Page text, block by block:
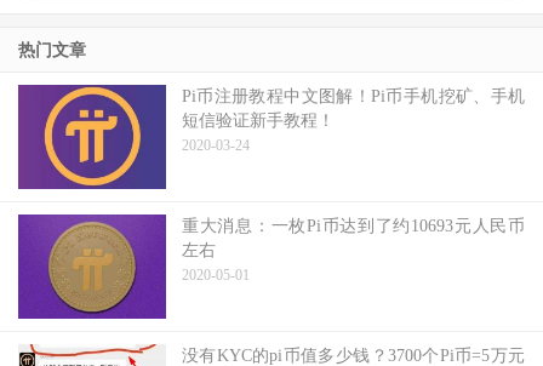
热门文章
Pi币注册教程中文图解！Pi币手机挖矿、手机
短信验证新手教程！
2020-03-24
重大消息：一枚Pi币达到了约10693元人民币
左右
2020-05-01
没有KYC的pi币值多少钱？3700个Pi币=5万元